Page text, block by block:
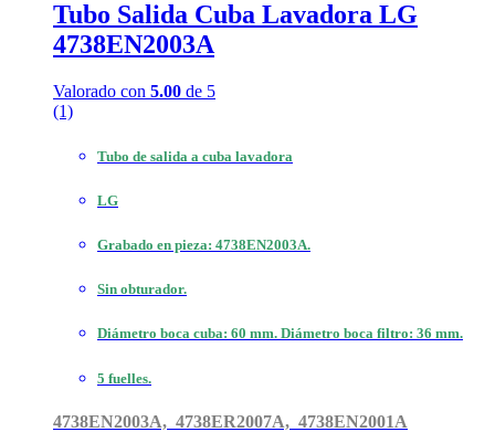
Tubo Salida Cuba Lavadora LG
4738EN2003A
Valorado con 5.00 de 5
(1)
Tubo de salida a cuba lavadora
LG
Grabado en pieza: 4738EN2003A.
Sin obturador.
Diámetro boca cuba: 60 mm. Diámetro boca filtro: 36 mm.
5 fuelles.
4738EN2003A, 4738ER2007A, 4738EN2001A